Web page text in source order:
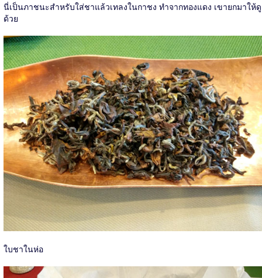
นี่เป็นภาชนะสำหรับใส่ชาแล้วเทลงในกาชง ทำจากทองแดง เขายกมาให้ดู
ด้วย
ใบชาในห่อ